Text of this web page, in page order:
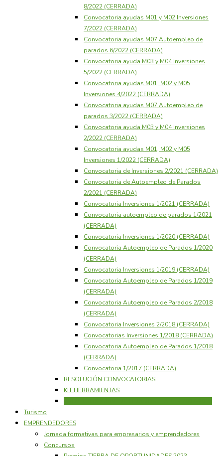
8/2022 (CERRADA)
Convocatoria ayudas M01 y M02 Inversiones
7/2022 (CERRADA)
Convocatoria ayudas M07 Autoempleo de
parados 6/2022 (CERRADA)
Convocatoria ayuda M03 y M04 Inversiones
5/2022 (CERRADA)
Convocatoria ayudas M01, M02 y M05
Inversiones 4/2022 (CERRADA)
Convocatoria ayudas M07 Autoempleo de
parados 3/2022 (CERRADA)
Convocatoria ayuda M03 y M04 Inversiones
2/2022 (CERRADA)
Convocatoria ayudas M01, M02 y M05
Inversiones 1/2022 (CERRADA)
Convocatoria de Inversiones 2/2021 (CERRADA)
Convocatoria de Autoempleo de Parados
2/2021 (CERRADA)
Convocatoria Inversiones 1/2021 (CERRADA)
Convocatoria autoempleo de parados 1/2021
(CERRADA)
Convocatoria Inversiones 1/2020 (CERRADA)
Convocatoria Autoempleo de Parados 1/2020
(CERRADA)
Convocatoria Inversiones 1/2019 (CERRADA)
Convocatoria Autoempleo de Parados 1/2019
(CERRADA)
Convocatoria Autoempleo de Parados 2/2018
(CERRADA)
Convocatoria Inversiones 2/2018 (CERRADA)
Convocatorias Inversiones 1/2018 (CERRADA)
Convocatoria Autoempleo de Parados 1/2018
(CERRADA)
Convocatoria 1/2017 (CERRADA)
RESOLUCIÓN CONVOCATORIAS
KIT HERRAMIENTAS
Turismo
EMPRENDEDORES
Jornada formativas para empresarios y emprendedores
Concursos